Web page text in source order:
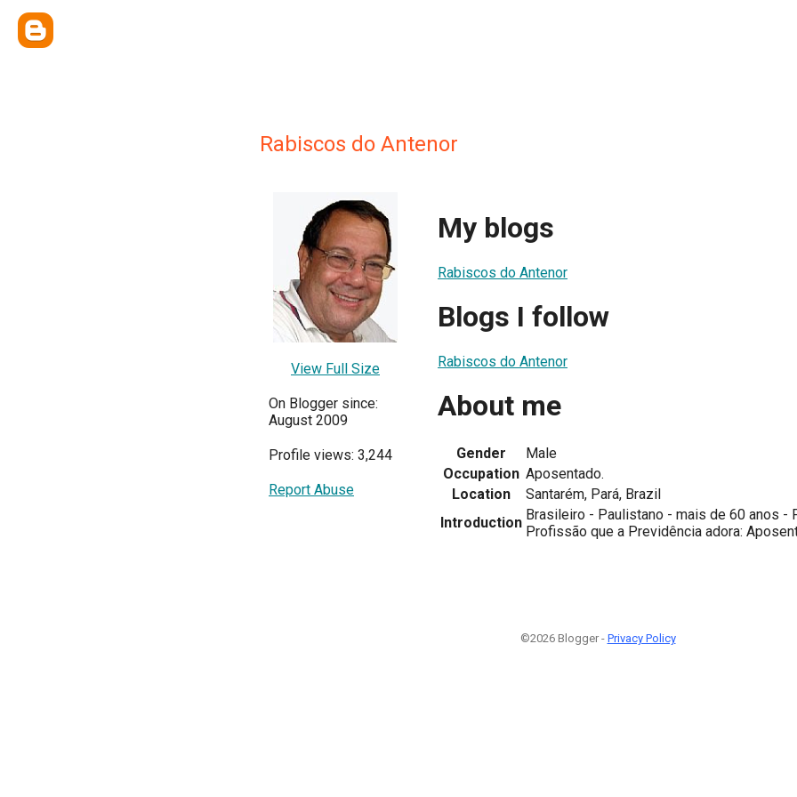
Rabiscos do Antenor
View Full Size
On Blogger since:
August 2009
Profile views: 3,244
Report Abuse
My blogs
Rabiscos do Antenor
Blogs I follow
Rabiscos do Antenor
About me
Gender
Male
Occupation Aposentado.
Location
Santarém, Pará, Brazil
Introduction Brasileiro - Paulistano - mais de 60 anos -
Profissão que a Previdência adora:
©2026 Blogger - Privacy Policy